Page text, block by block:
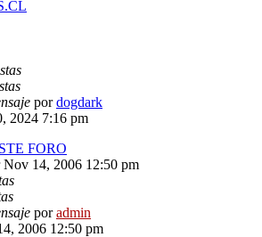
pordogdark
2024 7:16 pm
FORO
Nov 14, 2006 12:50 pm
poradmin
2006 12:50 pm